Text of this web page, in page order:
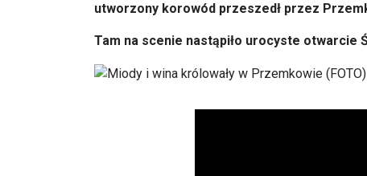
utworzony korowód przeszedł przez
Tam na scenie nastąpiło urocyste otwarcie